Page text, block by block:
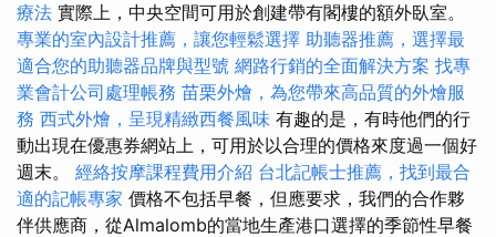
療法 實際上，中央空間可用於創建帶有閣樓的額外臥室。
專業的室內設計推薦，讓您輕鬆選擇 助聽器推薦，選擇最
適合您的助聽器品牌與型號 網路行銷的全面解決方案 找專
業會計公司處理帳務 苗栗外燴，為您帶來高品質的外燴服
務 西式外燴，呈現精緻西餐風味 有趣的是，有時他們的行
動出現在優惠券網站上，可用於以合理的價格來度過一個好
週末。 經絡按摩課程費用介紹 台北記帳士推薦，找到最合
適的記帳專家 價格不包括早餐，但應要求，我們的合作夥
伴供應商，從Almalomb的當地生產港口選擇的季節性早餐